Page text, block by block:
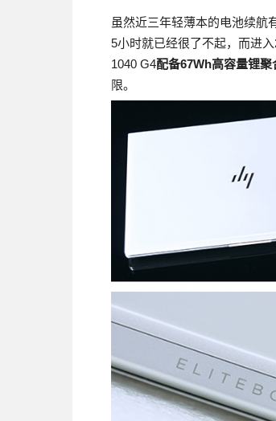
虽然近三年轻薄本的电池续航
5小时就已经很了不起，而进
1040 G4配备67Wh高容量锂
限。